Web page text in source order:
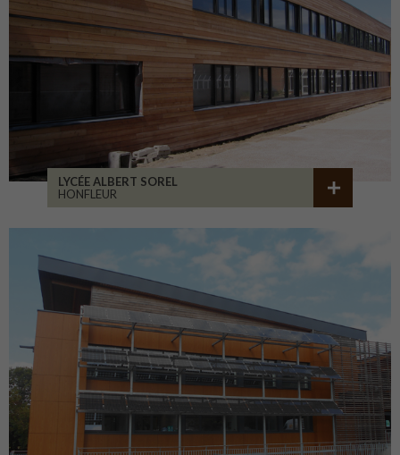
LYCÉE ALBERT SOREL
HONFLEUR